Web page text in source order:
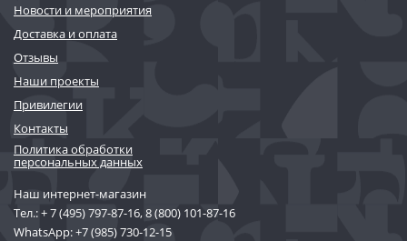
Новости и мероприятия
Доставка и оплата
Отзывы
Наши проекты
Привилегии
Контакты
Политика обработки
персональных данных
Наш интернет-магазин
Тел.:+ 7 (495) 797-87-16,8 (800) 101-87-16
WhatsApp:+7 (985) 730-12-15